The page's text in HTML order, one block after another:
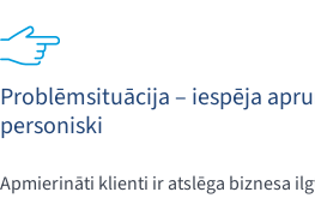
Problēmsituācija – iespēja
personiski
Apmierināti klienti ir atslēga biznesa